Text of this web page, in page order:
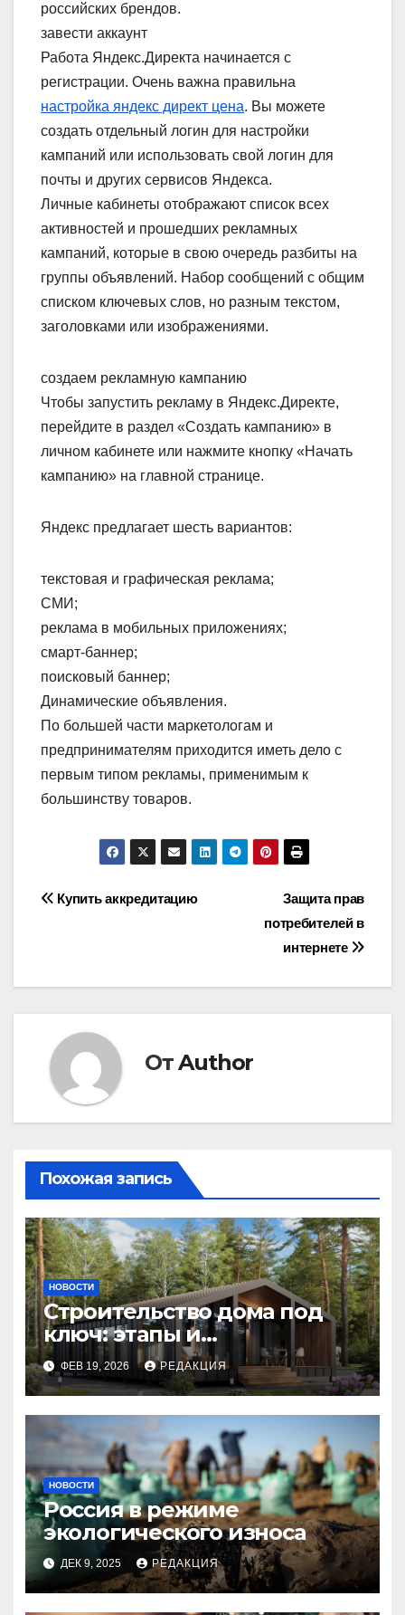
российских брендов.
завести аккаунт
Работа Яндекс.Директа начинается с
регистрации. Очень важна правильна
настройка яндекс директ цена. Вы можете
создать отдельный логин для настройки
кампаний или использовать свой логин для
почты и других сервисов Яндекса.
Личные кабинеты отображают список всех
активностей и прошедших рекламных
кампаний, которые в свою очередь разбиты на
группы объявлений. Набор сообщений с общим
списком ключевых слов, но разным текстом,
заголовками или изображениями.
создаем рекламную кампанию
Чтобы запустить рекламу в Яндекс.Директе,
перейдите в раздел «Создать кампанию» в
личном кабинете или нажмите кнопку «Начать
кампанию» на главной странице.
Яндекс предлагает шесть вариантов:
текстовая и графическая реклама;
СМИ;
реклама в мобильных приложениях;
смарт-баннер;
поисковый баннер;
Динамические объявления.
По большей части маркетологам и
предпринимателям приходится иметь дело с
первым типом рекламы, применимым к
большинству товаров.
Навигация
записям
Защита прав
потребителей в
интернете
Купить аккредитацию
ОтAuthor
Похожая запись
НОВОСТИ
Строительство дома под
ключ: этапы и
планирование бюджета
ФЕВ 19, 2026 РЕДАКЦИЯ
НОВОСТИ
Россия в режиме
экологического износа
ДЕК 9, 2025 РЕДАКЦИЯ